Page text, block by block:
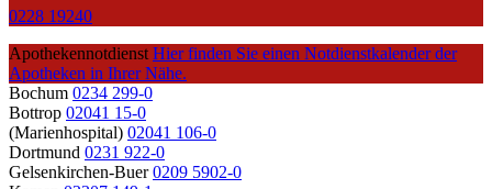
0228 19240
Apothekennotdienst Hier finden Sie einen Notdienstkalender der
Apotheken in Ihrer Nähe.
Bochum 0234 299-0
Bottrop 02041 15-0
(Marienhospital) 02041 106-0
Dortmund 0231 922-0
Gelsenkirchen-Buer 0209 5902-0